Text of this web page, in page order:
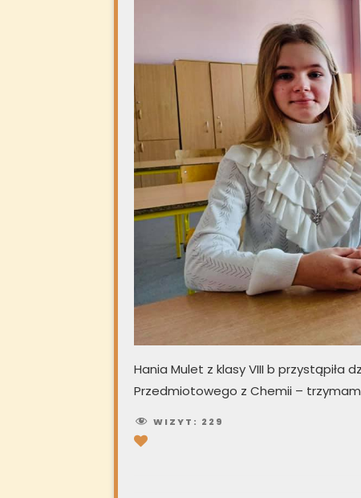
Hania Mulet z klasy VIII b przystąpiła
Przedmiotowego z Chemii –
WIZYT: 229